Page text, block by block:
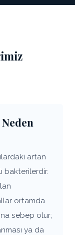
artan
bakterilerdir.
ortamda
sebep olur;
ya da